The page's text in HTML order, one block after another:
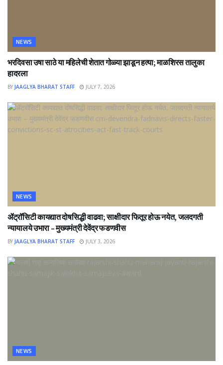
NEWS
भरदिवसा उषा साठे या महिलेची शेतात गोळ्या झाडून हत्या; माळशिरस तालुका
हादरला
BY JAAGLYA BHARAT STAFF JULY 7, 2026
NEWS
ॲट्रॉसिटी कायद्यात दोषसिद्धी वाढवा; साक्षीदार फितूर होऊ नयेत, जलदगती
न्यायालये उभारा – मुख्यमंत्री देवेंद्र फडणवीस
BY JAAGLYA BHARAT STAFF JULY 3, 2026
NEWS